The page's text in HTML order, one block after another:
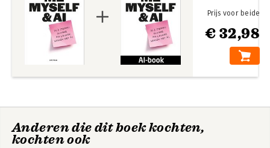
Met The Shortcut maakt Sanne werk
slimmer en effectiever, zodat mensen
meer tijd overhouden voor wat echt
belangrijk is. Zoals ze zelf zegt:
Slimmer werken, om leuker te leven.
This is not AI Me, myself & AI
€ 32,98
Prijs voor beide
Anderen die dit boek kochten,
kochten ook